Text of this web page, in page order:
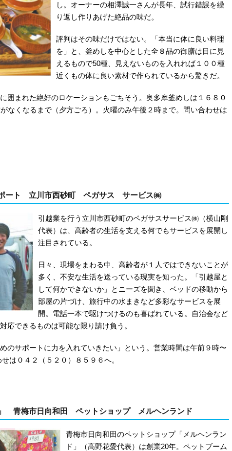
し。オーナーの相澤誠一さんが長年、試行錯誤を繰
り返し作りあげた絶品の味だ。
評判はその味だけではない。「本当に体に良い料理
を」と、釜めしを中心とした全８品の御膳は目に見
えるもので50種、見えないものを入れれば１００種
近くもの体に良い素材で作られているから驚きだ。
囲まれた絶好のロケーションもごちそう。奥多摩釜めしは１６８０
なくなるまで（夕方ごろ）。火曜のみ午後２時まで。問い合わせは
ート 立川市西砂町 ペガサス サービス㈱
引越業を行う立川市西砂町のペガサスサービス㈱（横山剛
代表）は、高齢者の生活を支える何でもサービスを展開し
注目されている。
日々、現場をまわる中、高齢者が１人ではできないことが
多く、不安な生活を送っている現実を知った。「引越屋と
して何かできないか」とニーズを聞き、ベッドの移動から
部屋の片づけ、旅行中の水まきなど多彩なサービスを展
開。電話一本で駆けつけるのも喜ばれている。自治会など
応できるものは可能な限り請け負う。
のサポートに力を入れていきたい」という。営業時間は午前９時〜
は０４２（５２０）８５９６へ。
」 青梅市日向和田 ペットショップ メルヘンランド
青梅市日向和田のペットショップ「メルヘンラン
ド」（高野花愛代表）は創業20年。ペットブーム